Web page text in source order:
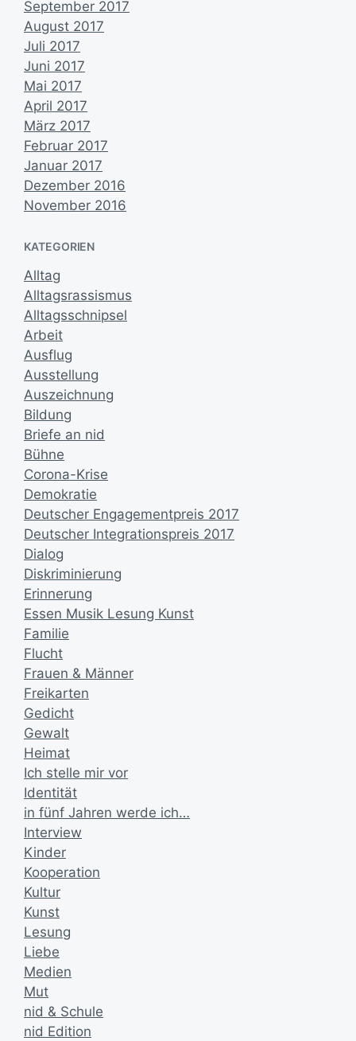
September 2017
August 2017
Juli 2017
Juni 2017
Mai 2017
April 2017
März 2017
Februar 2017
Januar 2017
Dezember 2016
November 2016
KATEGORIEN
Alltag
Alltagsrassismus
Alltagsschnipsel
Arbeit
Ausflug
Ausstellung
Auszeichnung
Bildung
Briefe an nid
Bühne
Corona-Krise
Demokratie
Deutscher Engagementpreis 2017
Deutscher Integrationspreis 2017
Dialog
Diskriminierung
Erinnerung
Essen Musik Lesung Kunst
Familie
Flucht
Frauen & Männer
Freikarten
Gedicht
Gewalt
Heimat
Ich stelle mir vor
Identität
in fünf Jahren werde ich…
Interview
Kinder
Kooperation
Kultur
Kunst
Lesung
Liebe
Medien
Mut
nid & Schule
nid Edition